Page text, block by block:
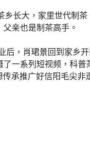
乡长大，家里世代制
亲也是制茶高手。
后，肖珺景回到家乡
一系列短视频，科
承推广好信阳毛尖非